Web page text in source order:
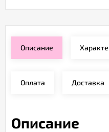
Описание
Оплата Доставка
Описание